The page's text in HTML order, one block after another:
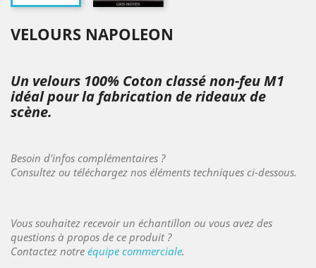
VELOURS NAPOLEON
Un velours 100% Coton classé non-feu M1
idéal pour la fabrication de rideaux de
scène.
Besoin d'infos complémentaires ?
Consultez ou téléchargez nos éléments techniques ci-dessous.
Vous souhaitez recevoir un échantillon ou vous avez des
questions à propos de ce produit ?
Contactez notre équipe commerciale.